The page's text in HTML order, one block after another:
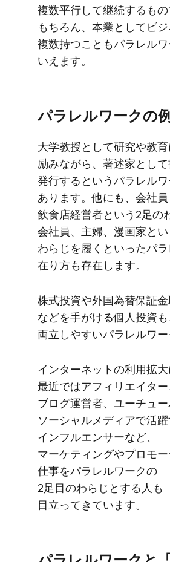
複数平行して継続する​もの
もちろん、​本業と​して​ビ
複数持つことも​パラレルワ
いえます。
パラレルワークの​例
大学教授と​して​研究や​教育
励みながら、​著述家と​して​
発行すると​いう​パラレル
あります。​他にも、​会社員
飲食店経営者と​いう​2足の​
会社員、​主婦、​漫画家と​
わらじを​履くと​いった​パ
在り方も​存在します。
株式投資や​外国為替保証金
などを​手がける​個人投資
両立しやすい​パラレルワー
インターネットの​利用拡大
最近では​アフィリエイター
ブログ運営者、​ユーチュー
ソーシャルメディアで​活躍
インフルエンサーなど、​
マーケティングや​プロモ
仕事を​パラレルワークの​
2足目のわらじと​する​人も​
目立ってきています。